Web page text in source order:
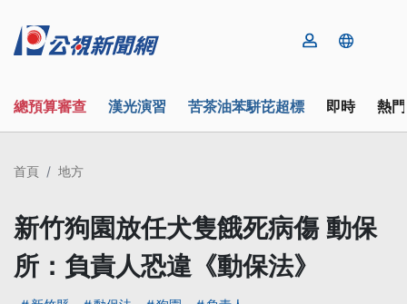
總預算審查 漢光演習 苦茶油苯駢芘超標 即時 熱
首頁 地方
新竹狗園放任犬隻餓死病傷 動保
所：負責人恐違《動保法》